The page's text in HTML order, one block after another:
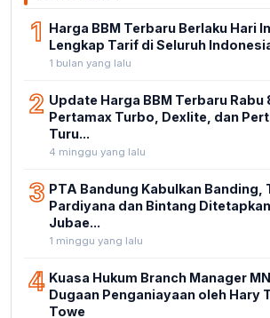
1 Harga BBM Terbaru Berlaku Hari
Lengkap Tarif di Seluruh
1 bulan yang lalu
2 Update Harga BBM Terbaru Rabu
Pertamax Turbo, Dexlite, dan
Turu...
4 minggu yang lalu
3 PTA Bandung Kabulkan Banding,
Pardiyana dan Bintang
Jubae...
1 minggu yang lalu
4 Kuasa Hukum Branch Manager
Dugaan Penganiayaan oleh Hary
Towe